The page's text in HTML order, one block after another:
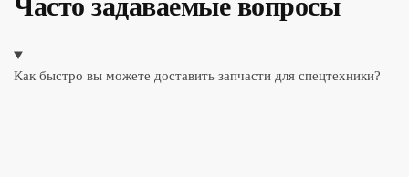
Как быстро вы можете доставить запчасти для спецтехники?